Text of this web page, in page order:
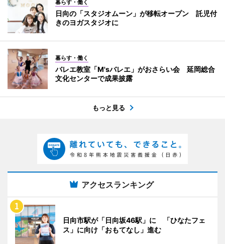
暮らす・働く
日向の「スタジオムーン」が移転オープン 託児付
きのヨガスタジオに
暮らす・働く
バレエ教室「M'sバレエ」がおさらい会 延岡総合
文化センターで成果披露
もっと見る
アクセスランキング
日向市駅が「日向坂46駅」に 「ひなたフェ
ス」に向け「おもてなし」進む